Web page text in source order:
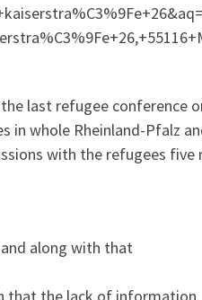
last refugee conference
in whole Rheinland-Pfalz
with the refugees
along with that
that the lack of information